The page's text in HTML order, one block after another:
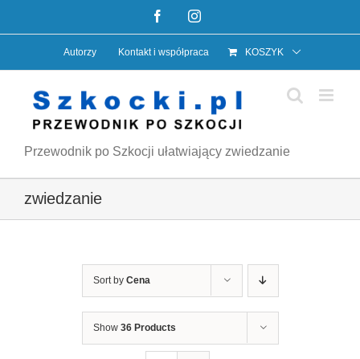
do
FacebookInstagram
Autorzy Kontakt i współpraca KOSZYK
Przewodnik po Szkocji ułatwiający zwiedzanie
zwiedzanie
Sort by Cena
Show 36 Products